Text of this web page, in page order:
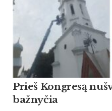
Prieš Kongresą
bažnyčia